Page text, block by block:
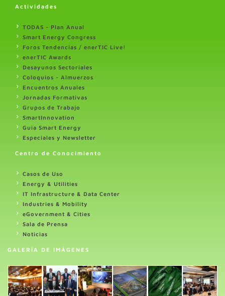
Actividades
TODAS - Plan Anual
Smart Energy Congress
Foros Tendencias / enerTIC Live!
enerTIC Awards
Desayunos Sectoriales
Coloquios - Almuerzos
Encuentros Anuales
Jornadas Formativas
Grupos de Trabajo
SmartInnovation
Guia Smart Energy
Especiales y Newsletter
Centro de Conocimiento
Casos de Uso
Energy & Utilities
IT Infrastructure & Data Center
Industries & Mobility
eGovernment & Cities
Sala de Prensa
Noticias
GALERÍA DE IMÁGENES